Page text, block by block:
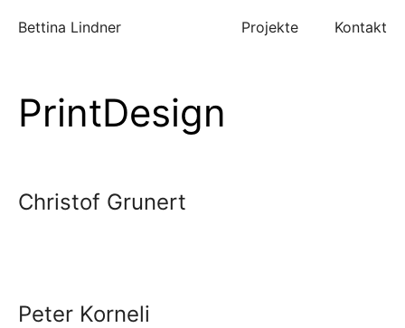
InhaltBettina Lindner Projekte Kontakt
PrintDesign
Christof Grunert
Peter Korneli